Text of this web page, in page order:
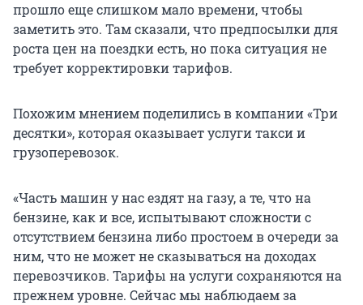
прошло еще слишком мало времени, чтобы
заметить это. Там сказали, что предпосылки для
роста цен на поездки есть, но пока ситуация не
требует корректировки тарифов.
Похожим мнением поделились в компании «Три
десятки», которая оказывает услуги такси и
грузоперевозок.
«Часть машин у нас ездят на газу, а те, что на
бензине, как и все, испытывают сложности с
отсутствием бензина либо простоем в очереди за
ним, что не может не сказываться на доходах
перевозчиков. Тарифы на услуги сохраняются на
прежнем уровне. Сейчас мы наблюдаем за